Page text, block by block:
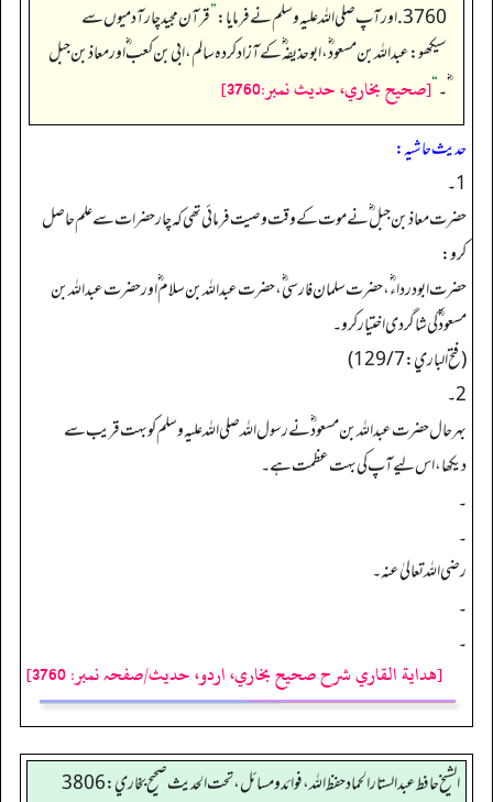
3760. اور آپ صلی اللہ علیہ وسلم نے فرمایا:
”قرآن مجید چار آدمیوں سے
سیکھو: عبداللہ بن مسعود ؓ، ابوحذیفہ ؓ کے آزاد کردہ سالم، ابی بن کعب ؓ اور معاذ بن جبل
ؓ۔“[صحيح بخاري، حديث نمبر:3760]
حدیث حاشیہ:
1۔
حضرت معاذ بن جبل ؓ نے موت کے وقت وصیت فرمائی تھی کہ چار حضرات سے علم حاصل
کرو:
حضرت ابودرداء ؓ،حضرت سلمان فارسی ؓ،حضرت عبداللہ بن سلام ؓ اور حضرت عبداللہ بن
مسعود ؓ کی شاگردی اختیار کرو۔
(فتح الباري: 129/7)
2۔
بہرحال حضرت عبداللہ بن مسعود ؓ نے رسول اللہ صلی اللہ علیہ وسلم کو بہت قریب سے
دیکھا،اس لیے آپ کی بہت عظمت ہے۔
۔
۔
رضي اللہ تعالیٰ عنه۔
۔
۔
[هداية القاري شرح صحيح بخاري، اردو، حدیث/صفحہ نمبر: 3760]
الشيخ حافط عبدالستار الحماد حفظ الله، فوائد و مسائل، تحت الحديث صحيح بخاري:3806